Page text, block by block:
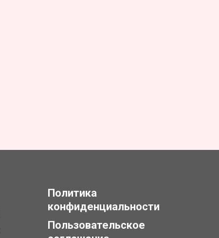
Политика
конфиденциальности
Пользовательское